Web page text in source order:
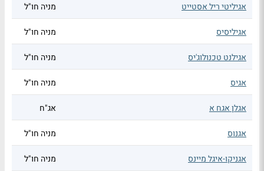
אגיליטי ריל אסטייט מניה חו"ל
אגיליסיס מניה חו"ל
אגילנט טכנולוג'יס מניה חו"ל
אגיס מניה חו"ל
אגלן אגח א אג"ח
אגנוס מניה חו"ל
אגניקו-איגל מיינס מניה חו"ל